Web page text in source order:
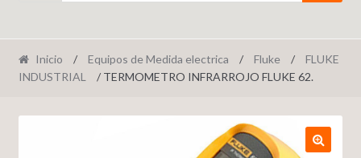
navegación
Inicio / Equipos de Medida electrica / Fluke /
FLUKE
INDUSTRIAL
/ TERMOMETRO INFRARROJO FLUKE 62.